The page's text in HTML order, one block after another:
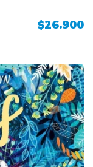
$26.900